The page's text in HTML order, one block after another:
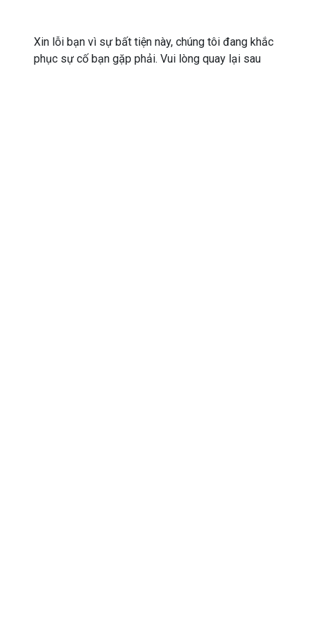
Xin lỗi bạn vì sự bất tiện này, chúng tôi đang khắc
phục sự cố bạn gặp phải. Vui lòng quay lại sau